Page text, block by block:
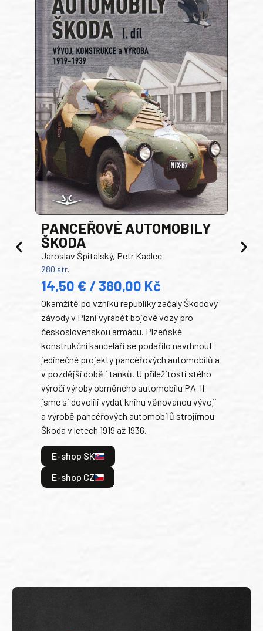
PANCEŘOVÉ AUTOMOBILY
ŠKODA
Jaroslav Špitálský, Petr Kadlec
280 str.
14,50 € / 380,00 Kč
Okamžitě po vzniku republiky začaly Škodovy
závody v Plzni vyrábět bojové vozy pro
československou armádu. Plzeňské
konstrukční kanceláři se podařilo navrhnout
jedinečné projekty pancéřových automobilů a
v pozdější době i tanků. U příležitosti stého
výročí výroby obrněného automobilu PA-II
jsme si dovolili vydat knihu věnovanou vývoji
a výrobě pancéřových automobilů strojírnou
Škoda v letech 1919 až 1936.
E-shop SK
E-shop CZ